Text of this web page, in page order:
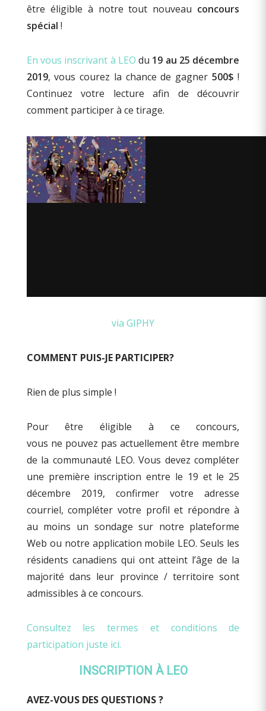
être éligible à notre tout nouveau concours
spécial !
En vous inscrivant à LEO du 19 au 25 décembre
2019, vous courez la chance de gagner 500$ !
Continuez votre lecture afin de découvrir
comment participer à ce tirage.
via GIPHY
COMMENT PUIS-JE PARTICIPER?
Rien de plus simple !
Pour être éligible à ce concours,
vous ne pouvez pasactuellementêtre membre
de la communauté LEO. Vous devezcompléter
une première inscriptionentre le 19 et le 25
décembre 2019, confirmer votre adresse
courriel, compléter votre profil et répondre à
au moins un sondage sur notre plateforme
Web ou notre application mobile LEO.Seuls les
résidents canadiens qui ont atteint l’âge de la
majorité dans leur province / territoire sont
admissibles à ce concours.
Consultez les termes et conditions de
participation juste ici.
INSCRIPTION À LEO
AVEZ-VOUS DES QUESTIONS?